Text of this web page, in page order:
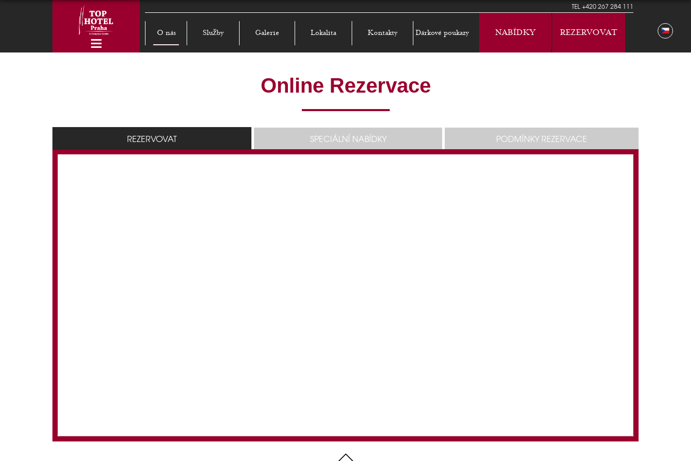
TEL+420 267 284 111
O nás Služby Galerie Lokalita Kontakty Dárkové poukazy NABÍDKY REZERVOVAT
Online Rezervace
REZERVOVAT SPECIÁLNÍ NABÍDKY PODMÍNKY REZERVACE